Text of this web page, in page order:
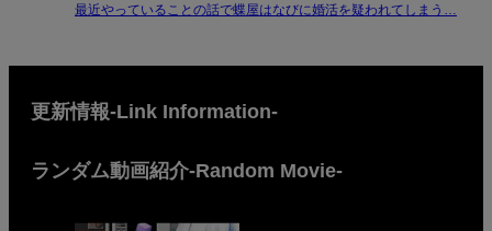
最近やっていることの話で蝶屋はなびに婚活を疑われてしまう…
更新情報-Link Information-
ランダム動画紹介-Random Movie-